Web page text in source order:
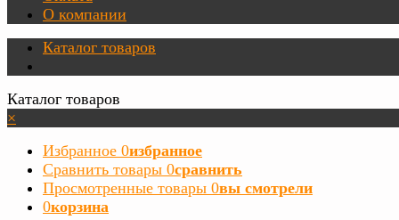
О компании
Каталог товаров
Каталог товаров
×
Избранное 0избранное
Сравнить товары 0сравнить
Просмотренные товары 0вы смотрели
0корзина